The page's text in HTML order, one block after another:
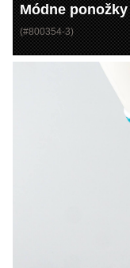
Módne
(#800354-3)